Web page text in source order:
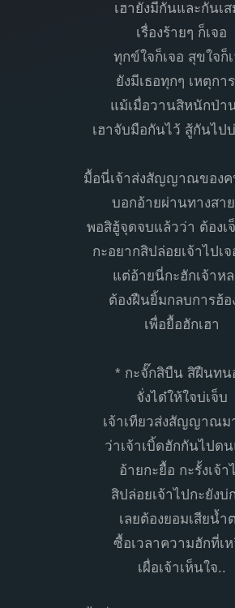
เฮายังมีกันและกันเส
เรื่องร้ายๆ ก็เจอ
ทุกข์ใจก็เจอ สุขใจก็
ยังมีเธอทุกๆ เหตุกา
แม้เมื่อวานสิหนักป่า
เฮาจับมือกันไว้ สู้กันไป
มื้อนี่เจ้าส่งสัญญาณของค
บอกอ้ายผ่านทางสา
พอสิฮู้จุดจบแล้วว่า ต้องเ
กะอยากสิปล่อยเจ้าไปเจ
แต่อ้ายนี่กะฮักเจ้าห
ต้องฝืนยิ้มกลบการฮ้อ
เพื่อยื้อฮักเฮา
* กะจั๊กสิบืน สิฝืนทน
จั่งได๋ให้ใจบ่เจ็บ
เจ้าเทียวส่งสัญญาณม
ว่าเจ้าเบิ้ดฮักกันไปด
อ้ายกะยื้อ กะรั้งเจ้า
สิปล่อยเจ้าไปกะยังบ่
เลยต้องยอมเสียน้ำ
ซื้อเวลาความฮักที่เ
เผื่อเจ้าเห็นใจ..